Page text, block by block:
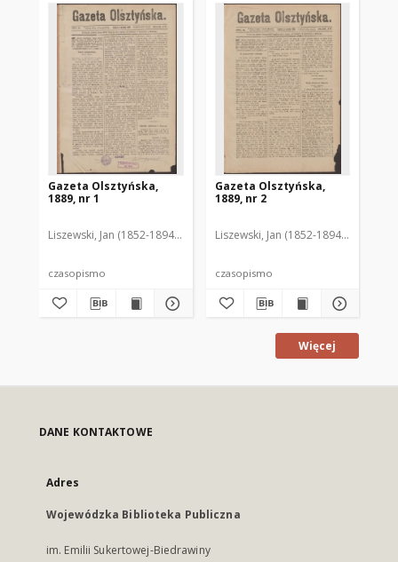
Gazeta Olsztyńska,
1889, nr 1
Liszewski, Jan (1852-1894). Red.
czasopismo
Gazeta Olsztyńska,
1889, nr 2
Liszewski, Jan (1852-1894). Red.
czasopismo
Więcej
DANE KONTAKTOWE
Adres
Wojewódzka Biblioteka Publiczna
im. Emilii Sukertowej-Biedrawiny